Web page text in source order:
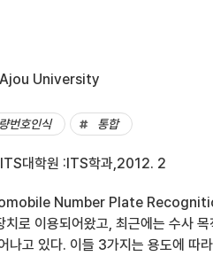
University
번호인식 통합
대학원 :ITS학과,2012. 2
Number Plate
치로 이용되어왔고, 최근에는 수사
나고 있다. 이들 3가지는 용도에 따